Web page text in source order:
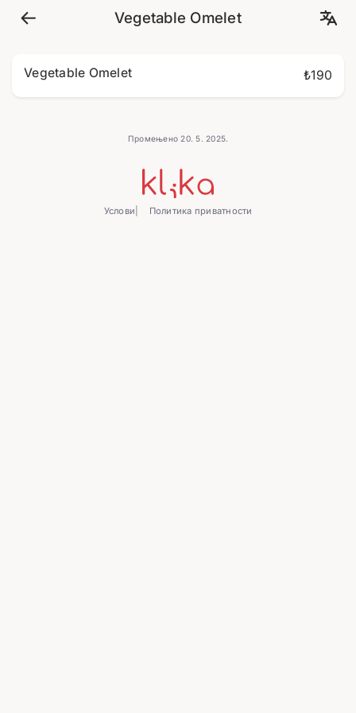
Vegetable Omelet
Vegetable Omelet ₺190
Промењено 20. 5. 2025.
Услови Политика приватности